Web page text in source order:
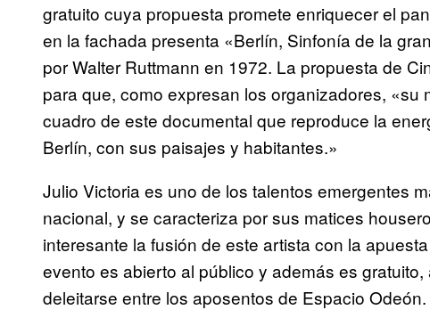
gratuito cuya propuesta promete enriquecer el
en la fachada presenta «Berlín, Sinfonía de la
por Walter Ruttmann en 1972. La propuesta de
para que, como expresan los organizadores,
cuadro de este documental que reproduce la
Berlín, con sus paisajes y habitantes.»
Julio Victoria es uno de los talentos emergentes
nacional, y se caracteriza por sus matices
interesante la fusión de este artista con la
evento es abierto al público y además es
deleitarse entre los aposentos de Espacio Odeón.